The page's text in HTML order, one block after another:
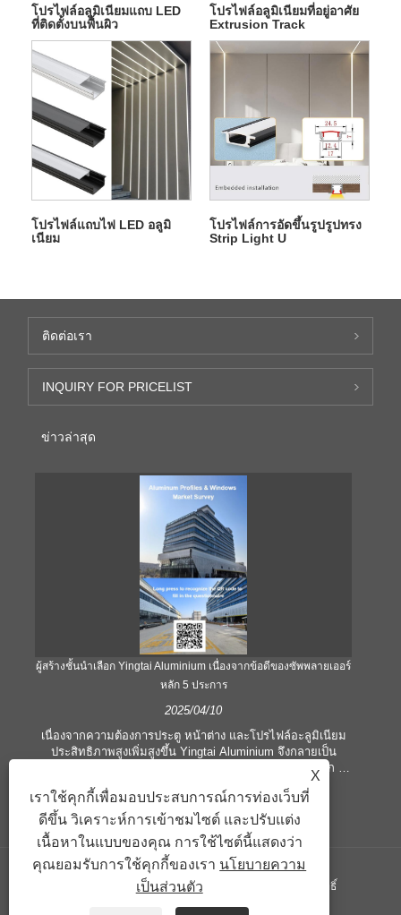
โปรไฟล์อลูมิเนียมแถบ LED
ที่ติดตั้งบนพื้นผิว
โปรไฟล์อลูมิเนียมที่อยู่อาศัย
Extrusion Track
โปรไฟล์แถบไฟ LED อลูมิ
เนียม
โปรไฟล์การอัดขึ้นรูปรูปทรง
Strip Light U
ติดต่อเรา
INQUIRY FOR PRICELIST
ข่าวล่าสุด
ผู้สร้างชั้นนำเลือก Yingtai Aluminium เนื่องจากข้อดีของซัพพลายเออร์
หลัก 5 ประการ
2025/04/10
เนื่องจากความต้องการประตู หน้าต่าง และโปรไฟล์อะลูมิเนียม
ประสิทธิภาพสูงเพิ่มสูงขึ้น Yingtai Aluminium จึงกลายเป็น
พันธมิตรที่ต้องการสำหรับสถาปนิกและบริษัทก่อสร้างทั่วโลก นี่
ลิขสิทธิ์ © 2024 Yingtai Technology Co., Ltd. สงวนลิขสิทธิ์
X
เราใช้คุกกี้เพื่อมอบประสบการณ์การท่องเว็บที่
ดีขึ้น วิเคราะห์การเข้าชมไซต์ และปรับแต่ง
เนื้อหาในแบบของคุณ การใช้ไซต์นี้แสดงว่า
คุณยอมรับการใช้คุกกี้ของเรา นโยบายความ
เป็นส่วนตัว